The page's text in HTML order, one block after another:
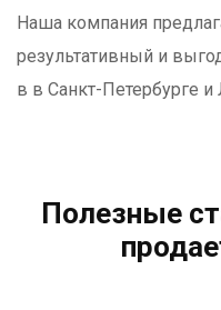
Наша компания
результативный и
в в Санкт-Петербурге и
Полезные